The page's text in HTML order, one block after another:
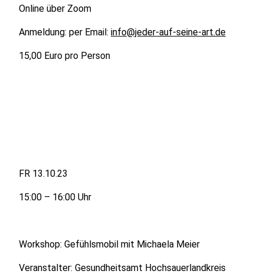
Online über Zoom
Anmeldung: per Email: info@jeder-auf-seine-art.de
15,00 Euro pro Person
FR 13.10.23
15:00 – 16:00 Uhr
Workshop: Gefühlsmobil mit Michaela Meier
Veranstalter: Gesundheitsamt Hochsauerlandkreis